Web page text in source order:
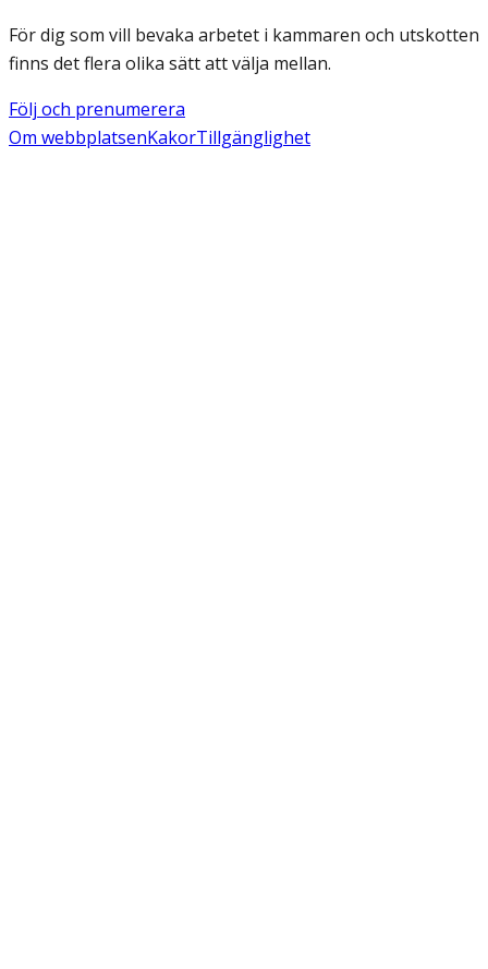
För dig som vill bevaka arbetet i kammaren och utskotten
finns det flera olika sätt att välja mellan.
Följ och prenumerera
Om webbplatsenKakorTillgänglighet